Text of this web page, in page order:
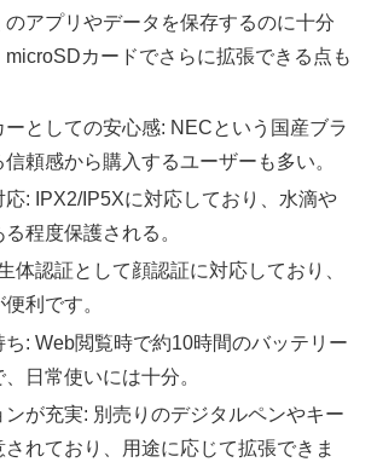
のアプリやデータを保存するのに十分
microSDカードでさらに拡張できる点も
ーとしての安心感: NECという国産ブラ
頼感から購入するユーザーも多い。
応: IPX2/IP5Xに対応しており、水滴や
程度保護される。
体認証として顔認証に対応しており、
利です。
: Web閲覧時で約10時間のバッテリー
日常使いには十分。
が充実: 別売りのデジタルペンやキー
れており、用途に応じて拡張できま